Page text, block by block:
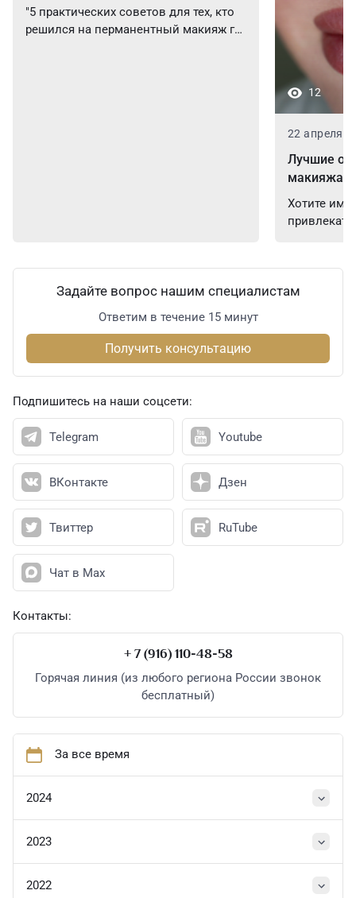
макияж губ 💋"
"5 практических советов для тех, кто
решился на перманентный макияж губ
12
22 апреля
Лучшие
макияжа
Хотите
Задайте вопрос нашим специалистам
Ответим в течение 15 минут
Получить консультацию
Подпишитесь на наши соцсети:
Telegram Youtube
ВКонтакте Дзен
Твиттер RuTube
Чат в Max
Контакты:
+ 7 (916) 110-48-58
Горячая линия (из любого региона России звонок
бесплатный)
За все время
2024
2023
2022